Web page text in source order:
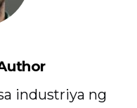
industriya ng